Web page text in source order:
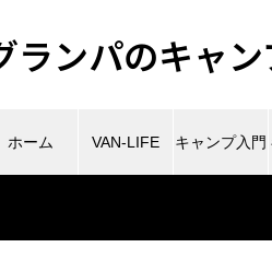
ランパのキャ
ホーム VAN-LIFE キャンプ入門